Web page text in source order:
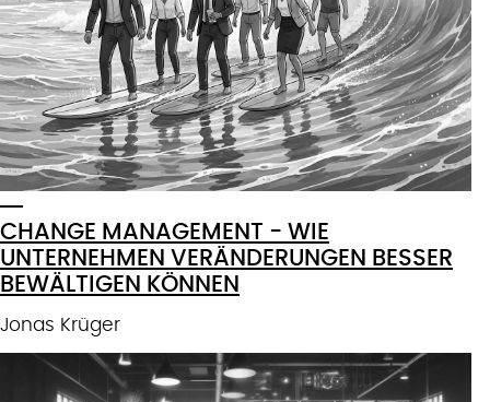
CHANGE MANAGEMENT - WIE
UNTERNEHMEN VERÄNDERUNGEN BESSER
BEWÄLTIGEN KÖNNEN
Jonas Krüger